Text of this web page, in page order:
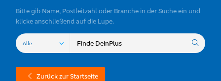
Bitte gib Name, Postleitzahl oder Branche in der Suche ein und
klicke anschließend auf die Lupe.
Zurück zur Startseite